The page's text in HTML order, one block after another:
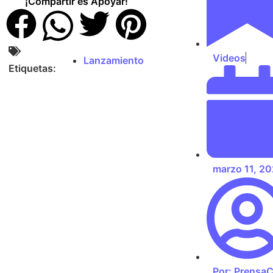
Etiquetas:
Lanzamiento Videos
marzo 11,